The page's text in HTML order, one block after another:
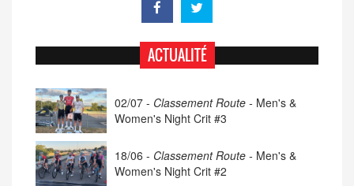
ACTUALITÉ
02/07 - Classement Route - Men's &
Women's Night Crit #3
18/06 - Classement Route - Men's &
Women's Night Crit #2